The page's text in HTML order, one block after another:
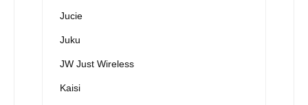
Jucie
Juku
JW Just Wireless
Kaisi